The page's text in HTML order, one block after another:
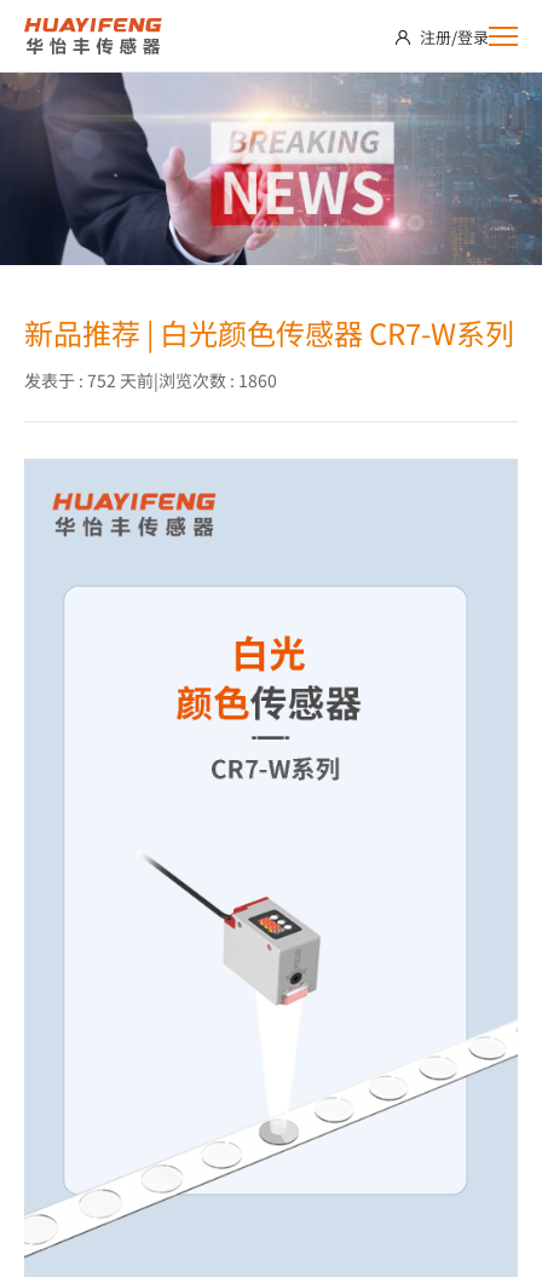
资
讯
注册/登录
新品推荐 | 白光颜色传感器 CR7-W系列
发表于 : 752 天前|浏览次数 : 1860